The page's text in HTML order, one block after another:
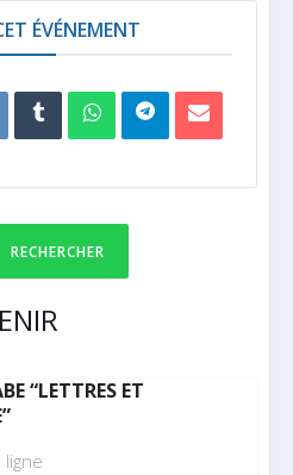
ÉVÉNEMENT
“LETTRES ET